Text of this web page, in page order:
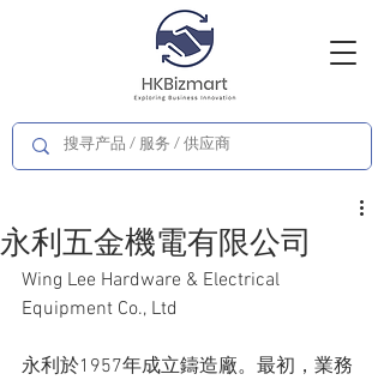
永利五金機電有限公司
Wing Lee Hardware & Electrical
Equipment Co., Ltd
永利於1957年成立鑄造廠。最初，業務